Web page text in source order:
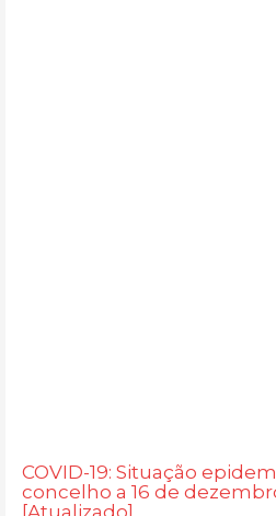
COVID-19: Situação
concelho a 16 de
[Atualizado]